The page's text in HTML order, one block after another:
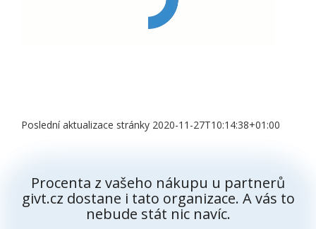
Poslední aktualizace stránky 2020-11-27T10:14:38+01:00
Procenta z vašeho nákupu u partnerů
givt.cz dostane i tato organizace. A vás to
nebude stát nic navíc.